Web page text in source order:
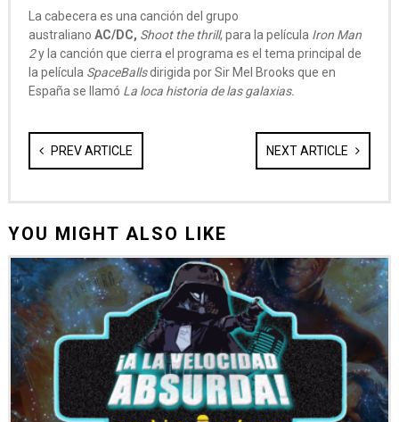
La cabecera es una canción del grupo
australiano AC/DC, Shoot the thrill, para la película Iron Man
2y la canción que cierra el programa es el tema principal de
la película SpaceBallsdirigida por Sir Mel Brooks que en
España se llamó La loca historia de las galaxias.
PREV ARTICLE NEXT ARTICLE
YOU MIGHT ALSO LIKE